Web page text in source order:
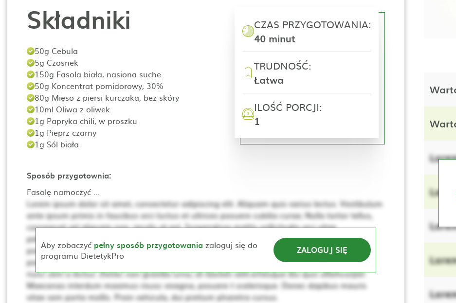
Składniki
50g Cebula
5g Czosnek
150g Fasola biała, nasiona suche
50g Koncentrat pomidorowy, 30%
80g Mięso z piersi kurczaka, bez skóry
10ml Oliwa z oliwek
1g Papryka chili, w proszku
1g Pieprz czarny
1g Sól biała
CZAS PRZYGOTOWANIA:
40 minut
TRUDNOŚĆ:
Łatwa
ILOŚĆ PORCJI:
1
Sposób przygotownia:
Fasolę namoczyć ...
Lorem ipsum dolor sit amet, consectetur adipiscing elit. Aliquam quis varius lectus. Vestibulum
ante ipsum primis in faucibus orci luctus et ultrices posuere cubilia curae; Nulla tortor tellus,
consequat vel aliquam non, iaculis at est. Suspendisse mattis sollicitudin orci vitae
pellentesque. Ut non neque a mi consequat posuere. Nulla elementum, ante sed tincidunt
porta, lectus dui rhoncus magna, at posuere t scelerisque. Donec dapibus mauris vitae sem
porta mollis. Proin vehicula, dui pretium pharetra cursus, dui lacus ultricies tellus, ac viverra
nunc sem a lectus. Donec non gravida urna, at laoreet velit.entesque dui quis ullamcorper.
Maecenas interdum maximus risusc vivagna, posuere t scelerisque. Donec dapibus mauris
vitae sem porta mollis. Proin vehicula, dui pretium pharetra cursus.
Aby zobaczyć pełny sposób przygotowania zaloguj się do
programu DietetykPro
ZALOGUJ SIĘ